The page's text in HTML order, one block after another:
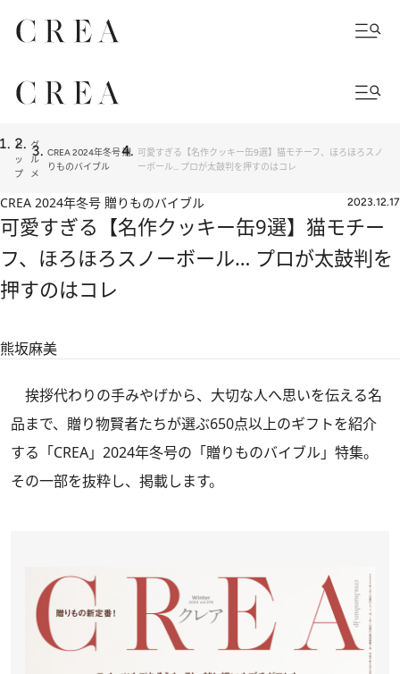
ト
ッ
プ
グ
ル
メ
CREA 2024年冬号 贈
りものバイブル
可愛すぎる【名作クッキー缶9選】猫モチーフ、ほろほろスノ
ーボール… プロが太鼓判を押すのはコレ
CREA 2024年冬号 贈りものバイブル 2023.12.17
可愛すぎる【名作クッキー缶9選】猫モチー
フ、ほろほろスノーボール… プロが太鼓判を
押すのはコレ
熊坂麻美
挨拶代わりの手みやげから、大切な人へ思いを伝える名
品まで、贈り物賢者たちが選ぶ650点以上のギフトを紹介
する 「CREA」2024年冬号の「贈りものバイブル」特集。
その一部を抜粋し、掲載します。